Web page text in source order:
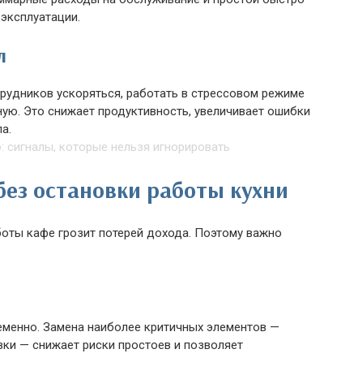
ускоряться, работать в стрессовом режиме
Это снижает продуктивность, увеличивает ошибки
остановки работы кухни
кафе грозит потерей дохода. Поэтому важно
Замена наиболее критичных элементов —
— снижает риски простоев и позволяет